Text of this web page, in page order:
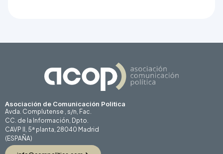
Asociación de Comunicación Politica
Avda. Complutense , s/n, Fac.
CC. de la Información, Dpto.
CAVP II, 5ª planta, 28040 Madrid
(ESPAÑA)